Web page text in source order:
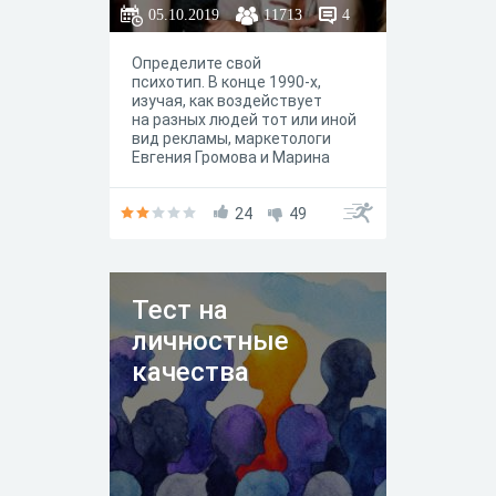
05.10.2019 11713 4
Определите свой
психотип. В конце 1990-х,
изучая, как воздействует
на разных людей тот или иной
вид рекламы, маркетологи
Евгения Громова и Марина
психологических типов
не по стилю жизни,
а по их жизненным ценностям.
24 49
Тест на
личностные
качества